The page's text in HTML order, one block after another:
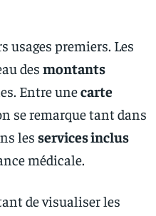
usages premiers. Les
desmontants
Entre unecarte
se remarque tant dans
lesservices inclus
médicale.
de visualiser les